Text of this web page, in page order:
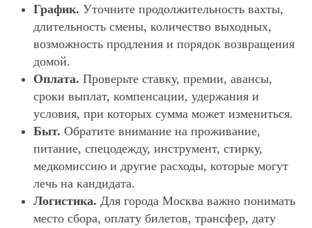
График. Уточните продолжительность вахты,
длительность смены, количество выходных,
возможность продления и порядок возвращения
домой.
Оплата. Проверьте ставку, премии, авансы,
сроки выплат, компенсации, удержания и
условия, при которых сумма может измениться.
Быт. Обратите внимание на проживание,
питание, спецодежду, инструмент, стирку,
медкомиссию и другие расходы, которые могут
лечь на кандидата.
Логистика. Для города Москва важно понимать
место сбора, оплату билетов, трансфер, дату